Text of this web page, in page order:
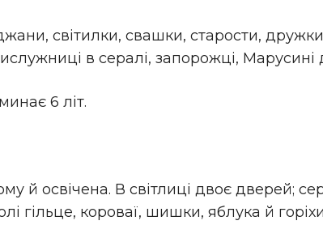
світилки, свашки, старости,
в сералі, запорожці, Марусині
6 літ.
й освічена. В світлиці двоє дверей;
гільце, короваї, шишки, яблука й